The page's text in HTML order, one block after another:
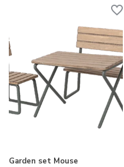
Garden set Mouse